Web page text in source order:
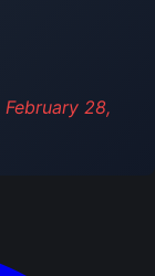
February 28,